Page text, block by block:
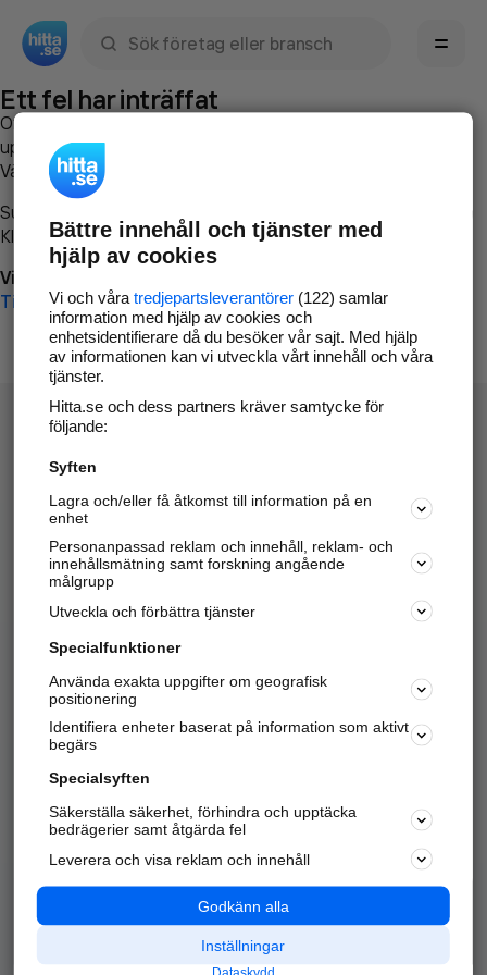
Ett fel har inträffat
Om du vill kan du
uppstod så att vi lättare och snabbare kan avhjälpa det.
Vänligen försök med följande:
Surfa till
Klicka påTillbaka-knappen i webbläsaren och försök igen
Vi beklagar besväret!
Till startsidan
Hitta.se - Gratis nummerupplysning.
Sök företag, personer och platser.
Hitta telefonnummer, adresser, företagsinfo mm.
Marknadsför företaget
Kom igång och annonsera mot
samarbetspartners nära dig.
Alla kategorier
Populära sökningar
API & Kartor
Annonsera
Integritet
Nödnummer
Bättre innehåll och tjänster med
hjälp av cookies
Vi och våra tredjepartsleverantörer(122) samlar
information med hjälp av cookies och
enhetsidentifierare då du besöker vår sajt. Med hjälp
av informationen kan vi utveckla vårt innehåll och våra
tjänster.
Hitta.se och dess partners kräver samtycke för
följande:
Syften
Lagra och/eller få åtkomst till information på en
enhet
Personanpassad reklam och innehåll, reklam- och
innehållsmätning samt forskning angående
målgrupp
Utveckla och förbättra tjänster
Specialfunktioner
Använda exakta uppgifter om geografisk
positionering
Identifiera enheter baserat på information som aktivt
begärs
Specialsyften
Säkerställa säkerhet, förhindra och upptäcka
bedrägerier samt åtgärda fel
Leverera och visa reklam och innehåll
Godkänn alla
Inställningar
Dataskydd